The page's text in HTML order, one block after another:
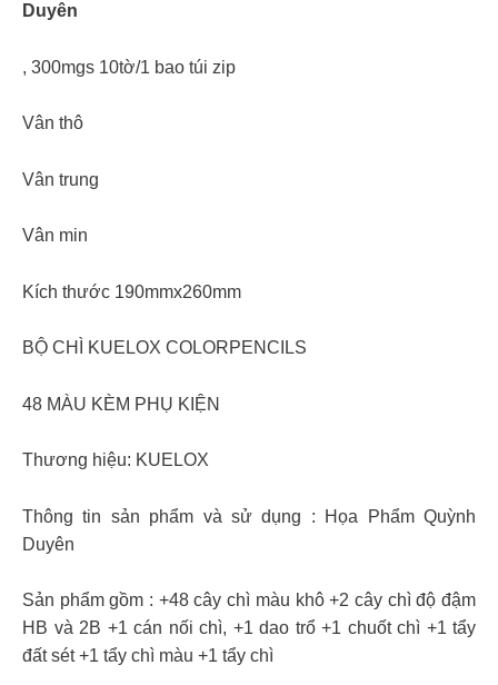
Duyên
, 300mgs 10tờ/1 bao túi zip
Vân thô
Vân trung
Vân min
Kích thước 190mmx260mm
BỘ CHÌ KUELOX COLORPENCILS
48 MÀU KÈM PHỤ KIỆN
Thương hiệu: KUELOX
Thông tin sản phẩm và sử dụng : Họa Phẩm Quỳnh
Duyên
Sản phẩm gồm : +48 cây chì màu khô +2 cây chì độ đậm
HB và 2B +1 cán nối chì, +1 dao trổ +1 chuốt chì +1 tẩy
đất sét +1 tẩy chì màu +1 tẩy chì